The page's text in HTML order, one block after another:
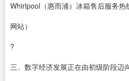
Whirlpool（惠而浦）冰箱售后服务
网站）
?
三、数字经济发展正在由初级阶段迈